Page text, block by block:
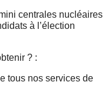
centrales nucléaires
à l’élection
? :
tous nos services de